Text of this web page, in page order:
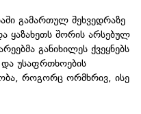
გამართულ შეხვედრაზე
ყაზახეთს შორის არსებულ
განიხილეს ქვეყნებს
და უსაფრთხოების
როგორც ორმხრივ, ისე